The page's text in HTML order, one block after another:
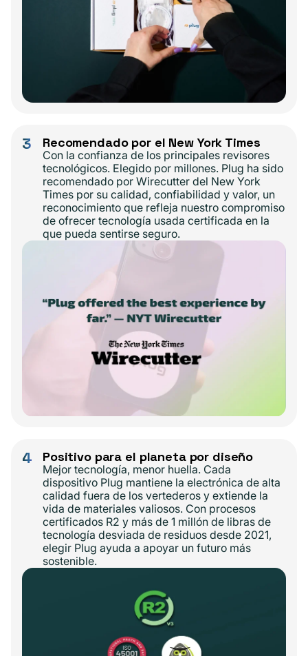
3 Recomendado por el New York Times
Con la confianza de los principales revisores
tecnológicos. Elegido por millones. Plug ha sido
recomendado por Wirecutter del New York
Times por su calidad, confiabilidad y valor, un
reconocimiento que refleja nuestro compromiso
de ofrecer tecnología usada certificada en la
que pueda sentirse seguro.
4 Positivo para el planeta por diseño
Mejor tecnología, menor huella. Cada
dispositivo Plug mantiene la electrónica de alta
calidad fuera de los vertederos y extiende la
vida de materiales valiosos. Con procesos
certificados R2 y más de 1 millón de libras de
tecnología desviada de residuos desde 2021,
elegir Plug ayuda a apoyar un futuro más
sostenible.